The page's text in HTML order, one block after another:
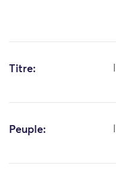
Titre:
Peuple: